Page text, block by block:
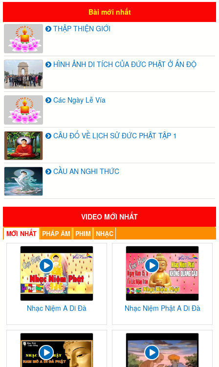
Bài mới nhất
THẬP THIỆN GIỚI
HÌNH ẢNH DI TÍCH CỦA ĐỨC PHẬT Ở ẤN ĐỘ
Các Ngày Lễ Vía
CÂU ĐỐ VỀ LỊCH SỬ ĐỨC PHẬT TẬP 1
CẦU AN NGHI THỨC
VIDEO MỚI NHẤT
MỚI NHẤT PHÁP ÂM PHIM NHẠC
Nhạc Niệm A Di Đà Nhạc Niệm Phật A Di Đà